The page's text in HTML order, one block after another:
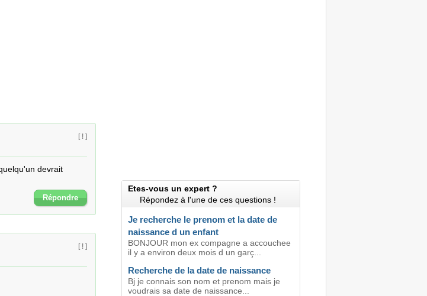
[ ! ]
devrait
Répondre
[ ! ]
Etes-vous un expert ?
Répondez à l'une de ces questions !
Je recherche le prenom et la date de
naissance d un enfant
BONJOUR mon ex compagne a accouchee
il y a environ deux mois d un garç...
Recherche de la date de naissance
Bj je connais son nom et prenom mais je
voudrais sa date de naissance...